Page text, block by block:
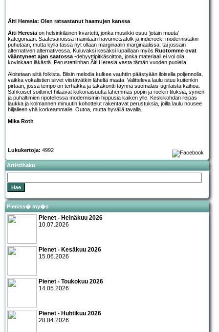
Äiti Heresia: Olen ratsastanut haamujen kanssa
Äiti Heresia on helsinkiläinen kvartetti, jonka musiikki osuu ’jotain muuta’
kategoriaan. Saatesanoissa mainitaan havumetsäfolk ja indierock, modernistakin
puhutaan, mutta kyllä tässä nyt ollaan marginaalin marginaalissa, tai jossain
alternativen alternativessa. Kuluvaksi kesäksi lupaillaan myös Ruotomme ovat
vääntyneet ajan saatossa -debyyttipitkäsoittoa, jonka materiaali ei voi olla
kovinkaan iäkästä. Perustettiinhan Äiti Heresia vasta tämän vuoden puolella.
Aloitetaan siitä folkista. Biisin melodia kulkee vauhtiin päästyään iloisella poljennolla,
vaikka vokalistien siivet viistävätkin läheltä maata. Valitteleva laulu istuu kuitenkin
pirtaan, jossa tempo on terhakka ja takakontti täynnä suomalais-ugrilaista kaihoa.
Sähköiset soittimet hilaavat kokonaisuutta lähemmäs popin ja rockin tiluksia, synien
ja puhaltimien ripotellessa modernismin hippusia kaiken ylle. Keskikohdan reipas
laukka ja kolmannen minuutin kohottelut rakentavat perustuksia, joilla laulu nousee
hiljalleen yhä korkeammalle. Outoa, mutta hyvällä tavalla.
Mika Roth
Lukukertoja: 4992
Artistihaku
Pieniss� my�s
Pienet - Heinäkuu 2026
10.07.2026
Pienet - Kesäkuu 2026
15.06.2026
Pienet - Toukokuu 2026
14.05.2026
Pienet - Huhtikuu 2026
28.04.2026